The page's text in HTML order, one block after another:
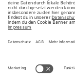
Unsere Partner